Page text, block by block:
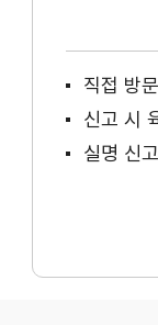
직접 방
신고 시
실명 신